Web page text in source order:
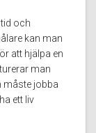
och
kan man
att hjälpa en
man
måste jobba
ett liv